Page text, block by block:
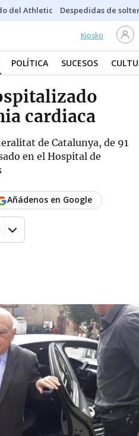
del Athletic Despedidas de
Kiosko
POLÍTICA SUCESOS
cardiaca
de Catalunya, de 91
en el Hospital de
Añádenos en Google